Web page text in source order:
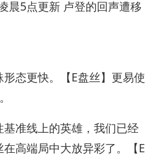
态更快。【E盘丝】更易使
准线上的英雄，我们已经
高端局中大放异彩了。【E